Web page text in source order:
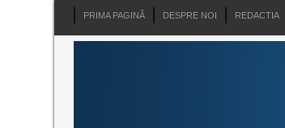
PRIMA PAGINĂ DESPRE NOI REDACTIA